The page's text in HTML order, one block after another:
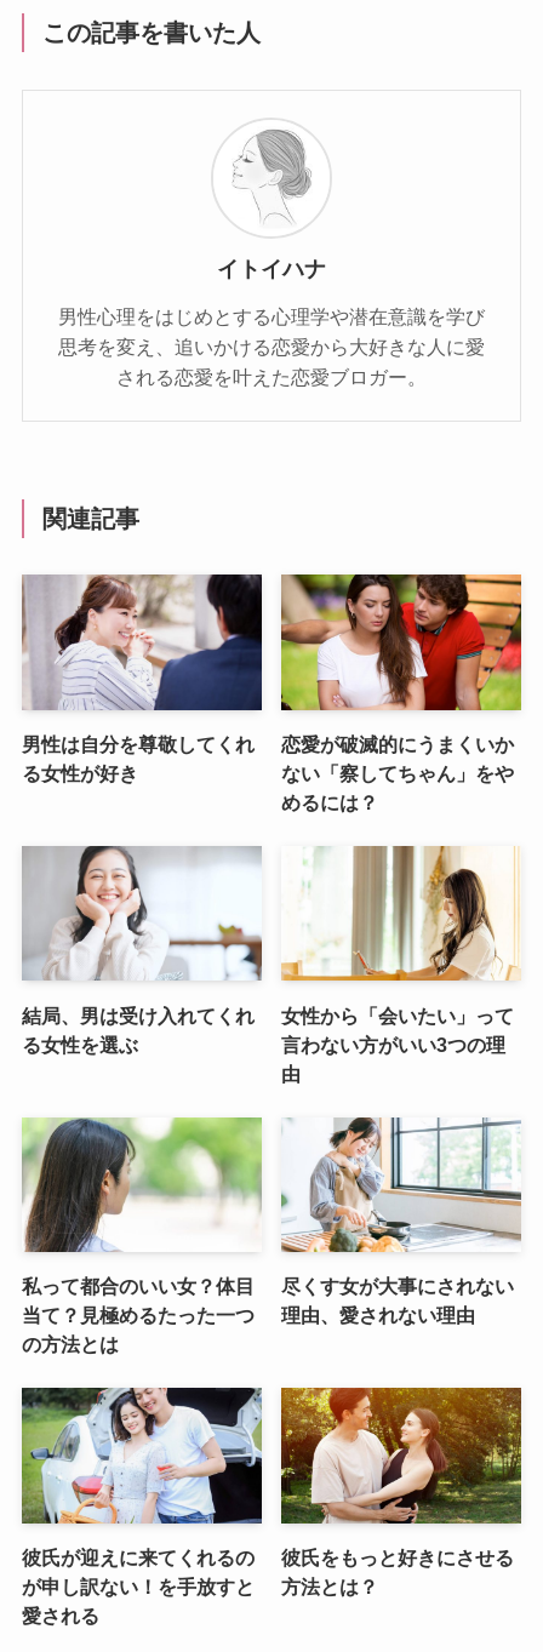
この記事を書いた人
イトイハナ
男性心理をはじめとする心理学や潜在意識を学び
思考を変え、追いかける恋愛から大好きな人に愛
される恋愛を叶えた恋愛ブロガー。
関連記事
男性は自分を尊敬してくれ
る女性が好き
恋愛が破滅的にうまくいか
ない「察してちゃん」をや
めるには？
結局、男は受け入れてくれ
る女性を選ぶ
女性から「会いたい」って
言わない方がいい3つの理
由
私って都合のいい女？体目
当て？見極めるたった一つ
の方法とは
尽くす女が大事にされない
理由、愛されない理由
彼氏が迎えに来てくれるの
が申し訳ない！を手放すと
愛される
彼氏をもっと好きにさせる
方法とは？